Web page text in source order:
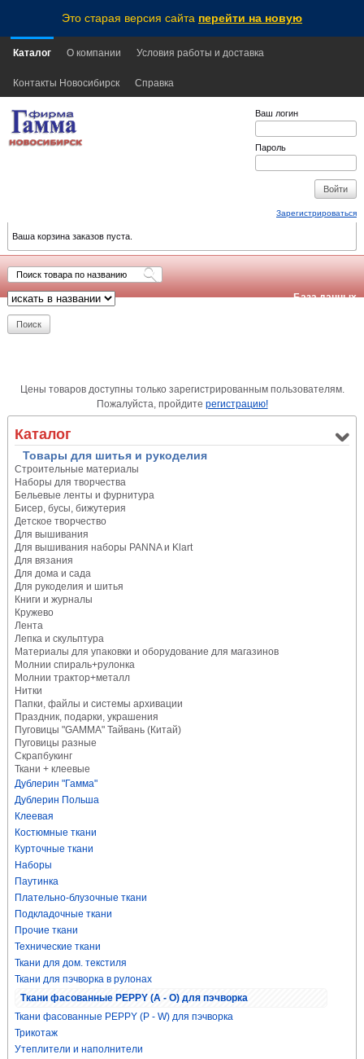
Это старая версия сайта перейти на новую
Каталог О компании Условия работы и доставка
Контакты Новосибирск Справка
Ваш логин
Пароль
Зарегистрироваться
Ваша корзина заказов пуста.
База данных
Цены товаров доступны только зарегистрированным пользователям.
Пожалуйста, пройдите регистрацию!
Каталог
Товары для шитья и рукоделия
Строительные материалы
Наборы для творчества
Бельевые ленты и фурнитура
Бисер, бусы, бижутерия
Детское творчество
Для вышивания
Для вышивания наборы PANNA и Klart
Для вязания
Для дома и сада
Для рукоделия и шитья
Книги и журналы
Кружево
Лента
Лепка и скульптура
Материалы для упаковки и оборудование для магазинов
Молнии спираль+рулонка
Молнии трактор+металл
Нитки
Папки, файлы и системы архивации
Праздник, подарки, украшения
Пуговицы "GAMMA" Тайвань (Китай)
Пуговицы разные
Скрапбукинг
Ткани + клеевые
Дублерин "Гамма"
Дублерин Польша
Клеевая
Костюмные ткани
Курточные ткани
Наборы
Паутинка
Плательно-блузочные ткани
Подкладочные ткани
Прочие ткани
Технические ткани
Ткани для дом. текстиля
Ткани для пэчворка в рулонах
Ткани фасованные PEPPY (A - O) для пэчворка
Ткани фасованные PEPPY (P - W) для пэчворка
Трикотаж
Утеплители и наполнители